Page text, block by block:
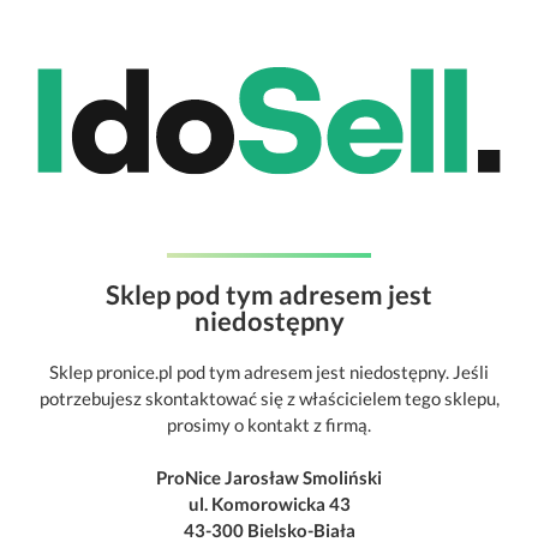
Sklep pod tym adresem jest
niedostępny
Sklep pronice.pl pod tym adresem jest niedostępny. Jeśli
potrzebujesz skontaktować się z właścicielem tego sklepu,
prosimy o kontakt z firmą.
ProNice Jarosław Smoliński
ul. Komorowicka 43
43-300 Bielsko-Biała